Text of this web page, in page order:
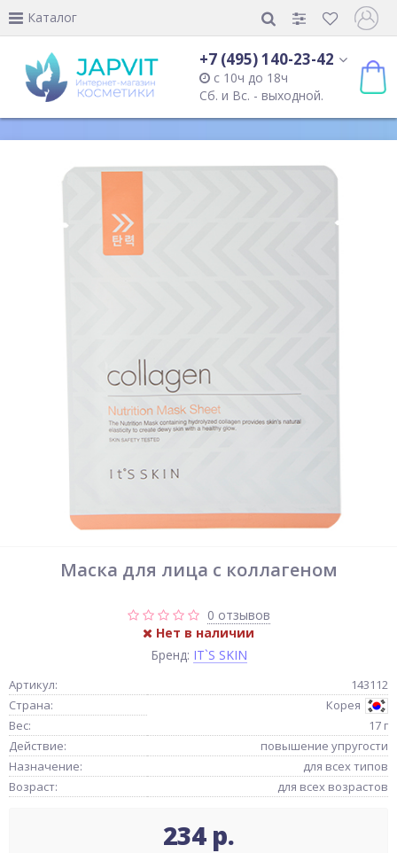
Каталог
+7 (495) 140-23-42
с 10ч до 18ч
Сб. и Вс. - выходной.
Маска для лица с коллагеном
0 отзывов
Нет в наличии
Бренд: IT`S SKIN
Артикул:
143112
Страна:
Корея
Вес:
17 г
Действие:
повышение упругости
Назначение:
для всех типов
Возраст:
для всех возрастов
234 р.